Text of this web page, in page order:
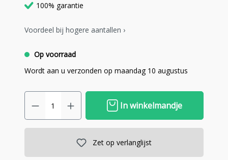
100% garantie
Voordeel bij hogere aantallen ›
Op voorraad
Wordt aan u verzonden op maandag 10 augustus
In winkelmandje
Zet op verlanglijst